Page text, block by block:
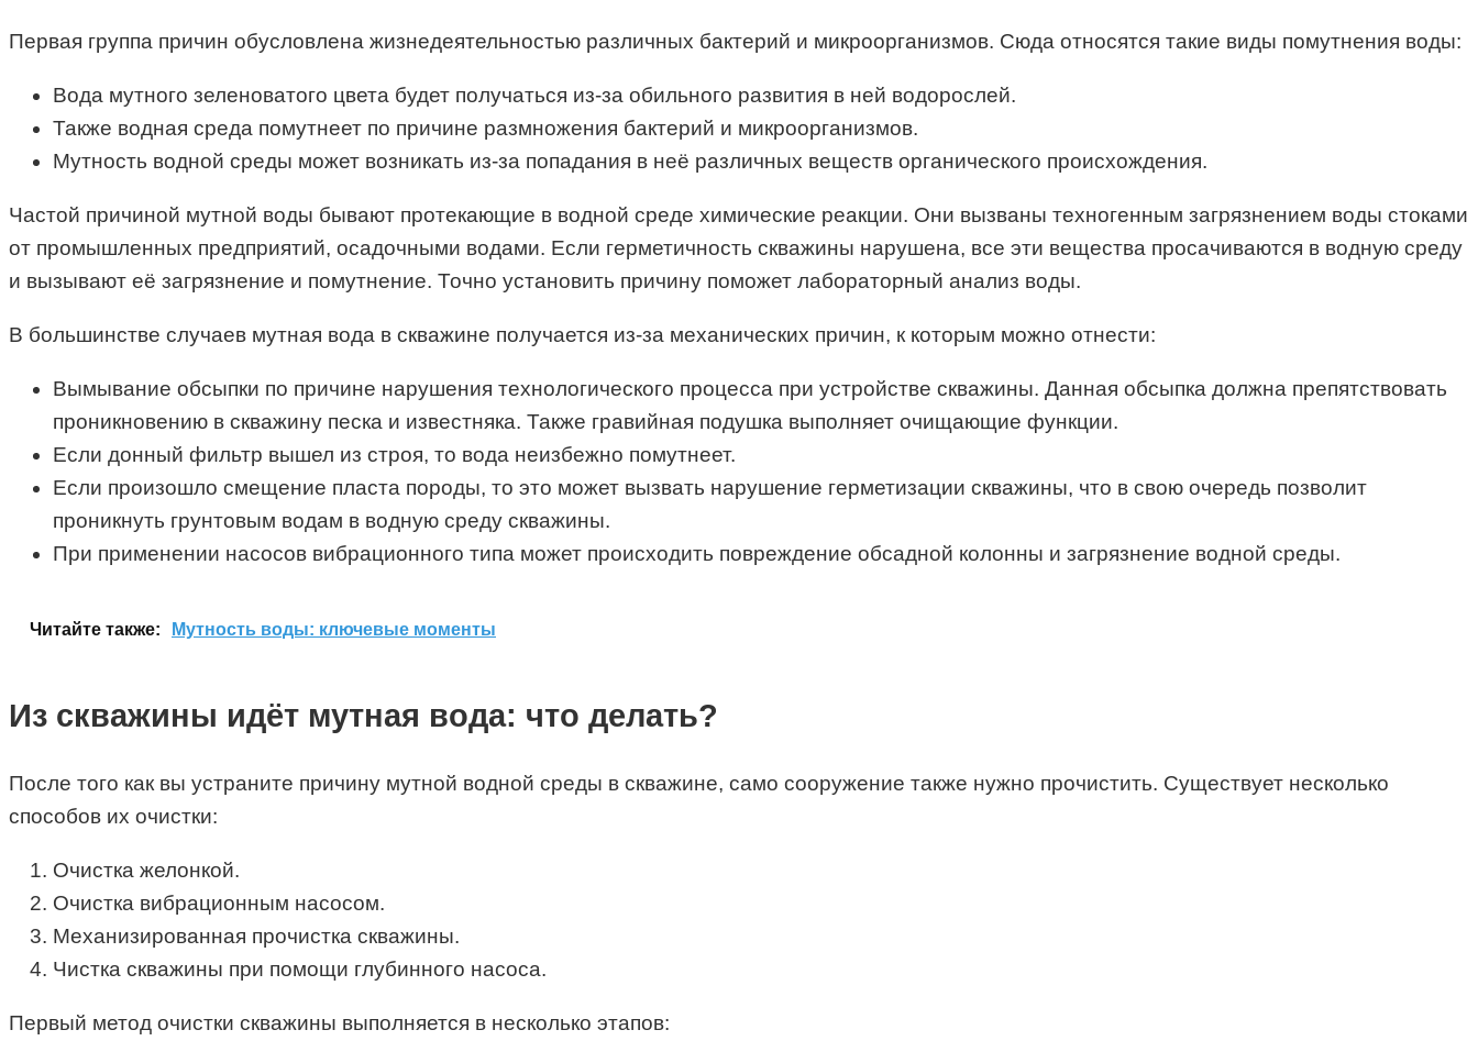
Первая группа причин обусловлена жизнедеятельностью различных бактерий и микроорганизмов. Сюда относятся такие виды помутнения воды:
Вода мутного зеленоватого цвета будет получаться из-за обильного развития в ней водорослей.
Также водная среда помутнеет по причине размножения бактерий и микроорганизмов.
Мутность водной среды может возникать из-за попадания в неё различных веществ органического происхождения.
Частой причиной мутной воды бывают протекающие в водной среде химические реакции. Они вызваны техногенным загрязнением воды стоками
от промышленных предприятий, осадочными водами. Если герметичность скважины нарушена, все эти вещества просачиваются в водную среду
и вызывают её загрязнение и помутнение. Точно установить причину поможет лабораторный анализ воды.
В большинстве случаев мутная вода в скважине получается из-за механических причин, к которым можно отнести:
Вымывание обсыпки по причине нарушения технологического процесса при устройстве скважины. Данная обсыпка должна препятствовать
проникновению в скважину песка и известняка. Также гравийная подушка выполняет очищающие функции.
Если донный фильтр вышел из строя, то вода неизбежно помутнеет.
Если произошло смещение пласта породы, то это может вызвать нарушение герметизации скважины, что в свою очередь позволит
проникнуть грунтовым водам в водную среду скважины.
При применении насосов вибрационного типа может происходить повреждение обсадной колонны и загрязнение водной среды.
Читайте также: Мутность воды: ключевые моменты
Из скважины идёт мутная вода: что делать?
После того как вы устраните причину мутной водной среды в скважине, само сооружение также нужно прочистить. Существует несколько
способов их очистки:
Очистка желонкой.
Очистка вибрационным насосом.
Механизированная прочистка скважины.
Чистка скважины при помощи глубинного насоса.
Первый метод очистки скважины выполняется в несколько этапов: